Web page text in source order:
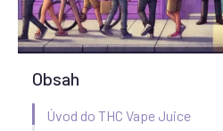
Obsah
Úvod do THC Vape Juice